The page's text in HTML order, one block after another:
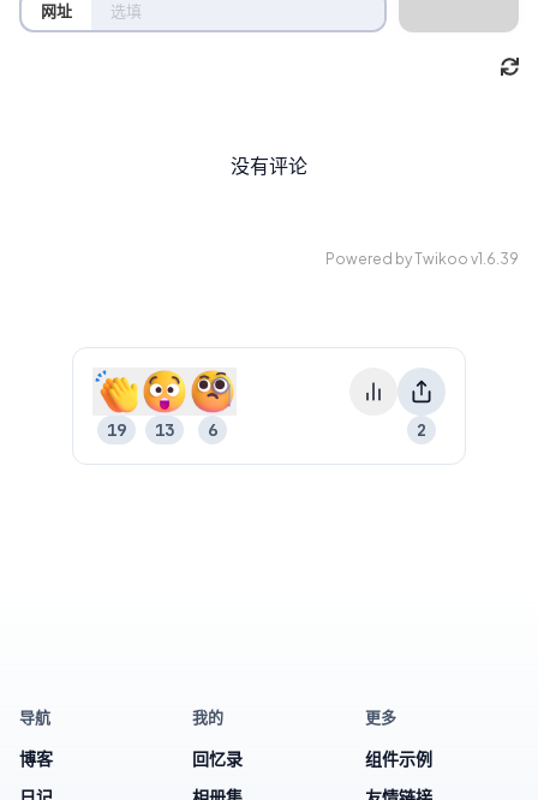
网址
没有评论
Powered byTwikoo v1.6.39
19
13
6
2
导航
博客
我的
回忆录
更多
组件示例